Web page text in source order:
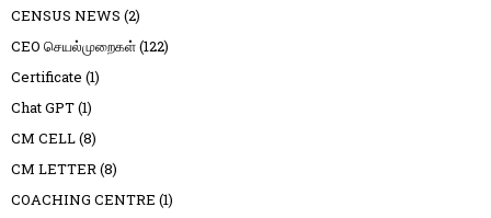
CENSUS NEWS (2)
CEO செயல்முறைகள்(122)
Certificate (1)
Chat GPT(1)
CM CELL(8)
CM LETTER(8)
COACHING CENTRE (1)